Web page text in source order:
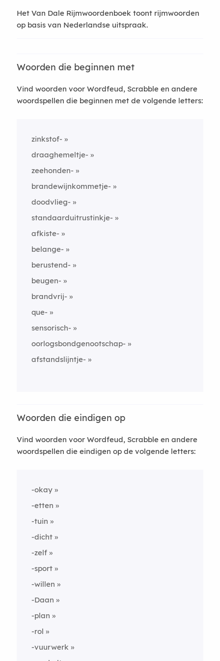
Het Van Dale Rijmwoordenboek toont rijmwoorden
op basis van Nederlandse uitspraak.
Woorden die beginnen met
Vind woorden voor Wordfeud, Scrabble en andere
woordspellen die beginnen met de volgende letters:
zinkstof-
draaghemeltje-
zeehonden-
brandewijnkommetje-
doodvlieg-
standaarduitrustinkje-
afkiste-
belange-
berustend-
beugen-
brandvrij-
que-
sensorisch-
oorlogsbondgenootschap-
afstandslijntje-
Woorden die eindigen op
Vind woorden voor Wordfeud, Scrabble en andere
woordspellen die eindigen op de volgende letters:
-okay
-etten
-tuin
-dicht
-zelf
-sport
-willen
-Daan
-plan
-rol
-vuurwerk